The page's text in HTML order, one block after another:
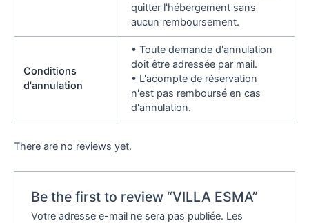
quitter l'hébergement sans
aucun remboursement.
Conditions
d'annulation
• Toute demande d'annulation
doit être adressée par mail.
• L'acompte de réservation
n'est pas remboursé en cas
d'annulation.
There are no reviews yet.
Be the first to review “VILLA ESMA”
Votre adresse e-mail ne sera pas publiée. Les